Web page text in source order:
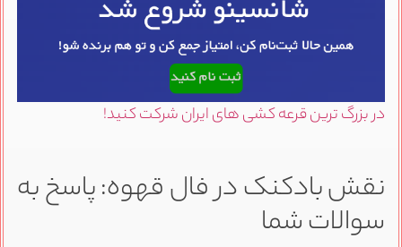
در بزرگ ترین قرعه کشی های ایران شرکت کنید!
نقش بادکنک در فال قهوه: پاسخ به
سوالات شما